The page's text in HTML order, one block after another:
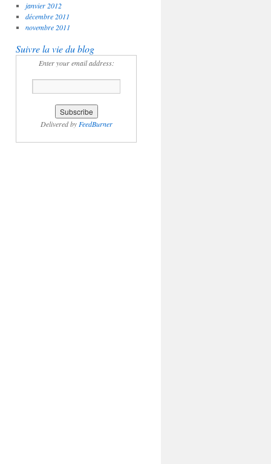
janvier 2012
décembre 2011
novembre 2011
Suivre la vie du blog
Enter your email address:
Delivered by FeedBurner